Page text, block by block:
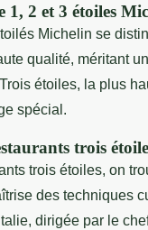
1, 2 et 3 étoiles
Michelin se
qualité, méritant
étoiles, la plus
spécial.
trois
trois étoiles, on
des techniques
dirigée par le